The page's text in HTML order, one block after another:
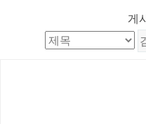
게